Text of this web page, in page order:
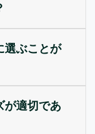
選ぶことが
が適切であ